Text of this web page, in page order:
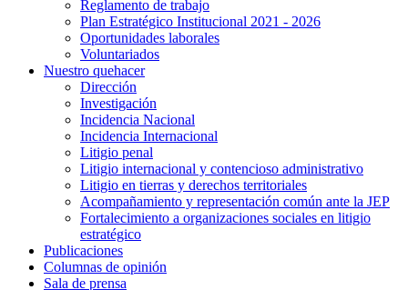
Reglamento de trabajo
Plan Estratégico Institucional 2021 - 2026
Oportunidades laborales
Voluntariados
Nuestro quehacer
Dirección
Investigación
Incidencia Nacional
Incidencia Internacional
Litigio penal
Litigio internacional y contencioso administrativo
Litigio en tierras y derechos territoriales
Acompañamiento y representación común ante la JEP
Fortalecimiento a organizaciones sociales en litigio
estratégico
Publicaciones
Columnas de opinión
Sala de prensa